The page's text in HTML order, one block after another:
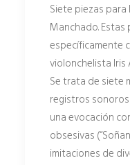
Siete piezas
Manchado.
específicamente
violonchelista Iris
Se trata de siete
registros
una evocación
obsesivas
imitaciones de